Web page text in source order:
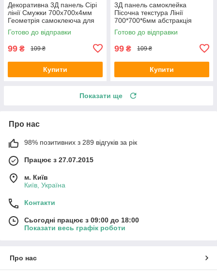
Декоративна 3Д панель Сірі
лінії Смужки 700х700х4мм
Геометрія самоклеюча для
стін текстурна SW-00001952
Готово до відправки
99 ₴ 109 ₴
Купити
3Д панель самоклейка
Пісочна текстура Лінії
700*700*6мм абстракція
декоративна текстурна
стінова SW-00001949
Готово до відправки
99 ₴ 109 ₴
Купити
Показати ще
Про нас
98% позитивних з 289 відгуків за рік
Працює з 27.07.2015
м. Київ
Київ, Україна
Контакти
Сьогодні працює з 09:00 до 18:00
Показати весь графік роботи
Про нас